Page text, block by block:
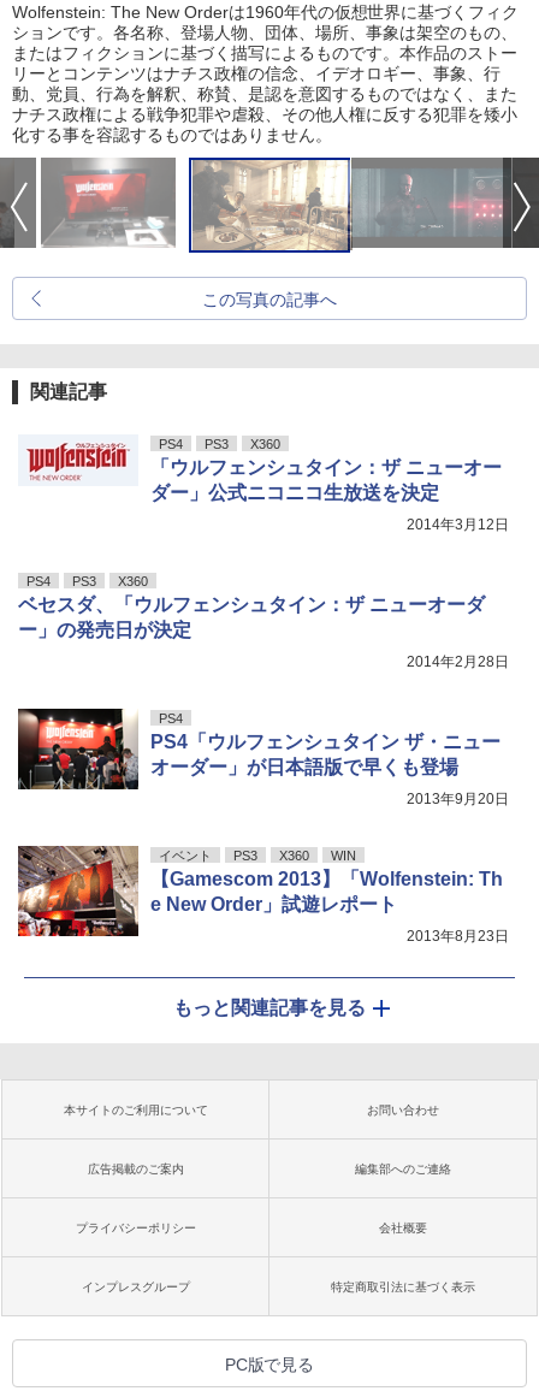
Wolfenstein: The New Orderは1960年代の仮想世界に基づくフィク
ションです。各名称、登場人物、団体、場所、事象は架空のもの、
またはフィクションに基づく描写によるものです。本作品のストー
リーとコンテンツはナチス政権の信念、イデオロギー、事象、行
動、党員、行為を解釈、称賛、是認を意図するものではなく、また
ナチス政権による戦争犯罪や虐殺、その他人権に反する犯罪を矮小
化する事を容認するものではありません。
この写真の記事へ
関連記事
PS4 PS3 X360
「ウルフェンシュタイン：ザ ニューオー
ダー」公式ニコニコ生放送を決定
2014年3月12日
PS4 PS3 X360
ベセスダ、「ウルフェンシュタイン：ザ ニューオーダ
ー」の発売日が決定
2014年2月28日
PS4
PS4「ウルフェンシュタイン ザ・ニュー
オーダー」が日本語版で早くも登場
2013年9月20日
イベント PS3 X360 WIN
【Gamescom 2013】「Wolfenstein: Th
e New Order」試遊レポート
2013年8月23日
もっと関連記事を見る
本サイトのご利用について お問い合わせ
広告掲載のご案内 編集部へのご連絡
プライバシーポリシー 会社概要
インプレスグループ 特定商取引法に基づく表示
PC版で見る